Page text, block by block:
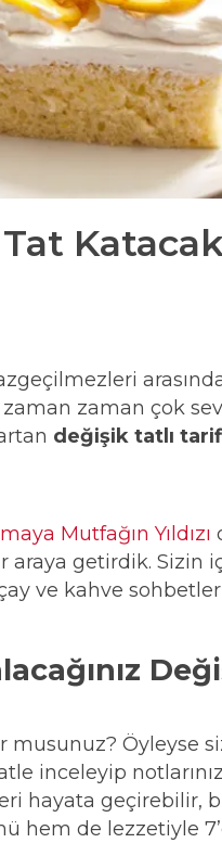
zaman zaman çok
değişik tatlı
Mutfağın Yıldızı
getirdik. Sizin
ve kahve
musunuz? Öyleyse
inceleyip
hayata geçirebilir,
hem de lezzetiyle